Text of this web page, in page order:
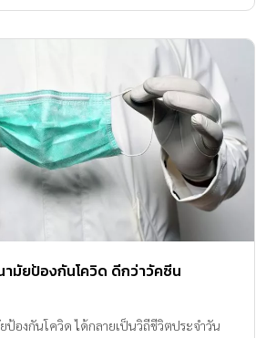
ามัยป้องกันโควิด ดีกว่าวัคซีน
ป้องกันโควิด ได้กลายเป็นวิถีชีวิตประจำวัน